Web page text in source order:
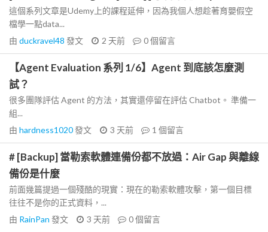
這個系列文章是Udemy上的課程延伸，因為我個人想趁著育嬰假空
檔學一點data...
由 duckravel48 發文 2 天前 0個留言
【Agent Evaluation 系列 1/6】Agent 到底該怎麼測
試？
很多團隊評估 Agent 的方法，其實還停留在評估 Chatbot。 準備一
組...
由 hardness1020發文 3 天前 1 個留言
# [Backup] 當勒索軟體連備份都不放過：Air Gap 與離線
備份是什麼
前面幾篇提過一個殘酷的現實：現在的勒索軟體攻擊，第一個目標
往往不是你的正式資料，...
由 RainPan 發文 3 天前 0個留言